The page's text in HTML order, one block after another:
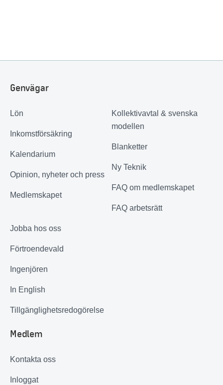
Genvägar
Lön
Inkomstförsäkring
Kalendarium
Opinion, nyheter och press
Medlemskapet
Kollektivavtal & svenska
modellen
Blanketter
Ny Teknik
FAQ om medlemskapet
FAQ arbetsrätt
Jobba hos oss
Förtroendevald
Ingenjören
In English
Tillgänglighetsredogörelse
Medlem
Kontakta oss
Inloggat